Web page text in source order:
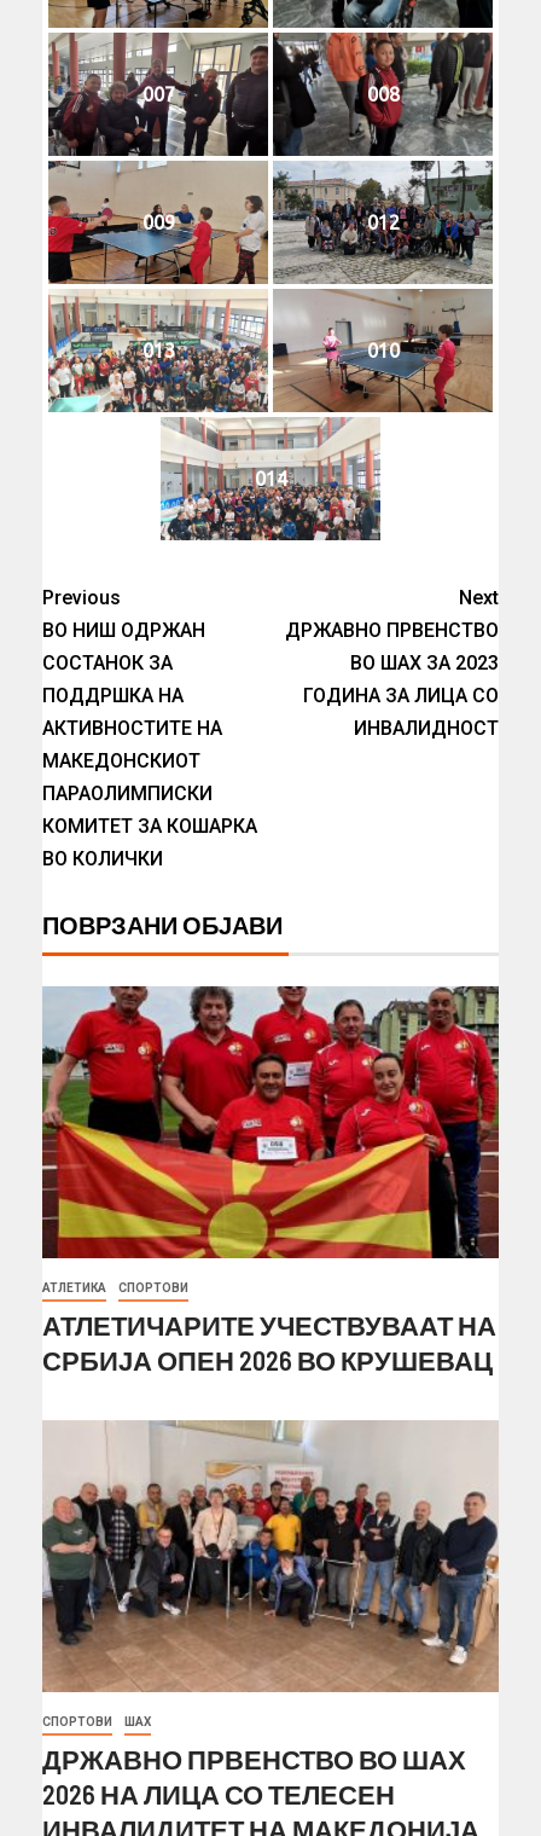
007 008
009 012
013 010
014
Previous
ВО НИШ ОДРЖАН
СОСТАНОК ЗА
ПОДДРШКА НА
АКТИВНОСТИТЕ НА
МАКЕДОНСКИОТ
ПАРАОЛИМПИСКИ
КОМИТЕТ ЗА КОШАРКА
ВО КОЛИЧКИ
Next
ДРЖАВНО ПРВЕНСТВО
ВО ШАХ ЗА 2023
ГОДИНА ЗА ЛИЦА СО
ИНВАЛИДНОСТ
ПОВРЗАНИ ОБЈАВИ
АТЛЕТИКА СПОРТОВИ
АТЛЕТИЧАРИТЕ УЧЕСТВУВААТ НА
СРБИЈА ОПЕН 2026 ВО КРУШЕВАЦ
СПОРТОВИ ШАХ
ДРЖАВНО ПРВЕНСТВО ВО ШАХ
2026 НА ЛИЦА СО ТЕЛЕСЕН
ИНВАЛИДИТЕТ НА МАКЕДОНИЈА